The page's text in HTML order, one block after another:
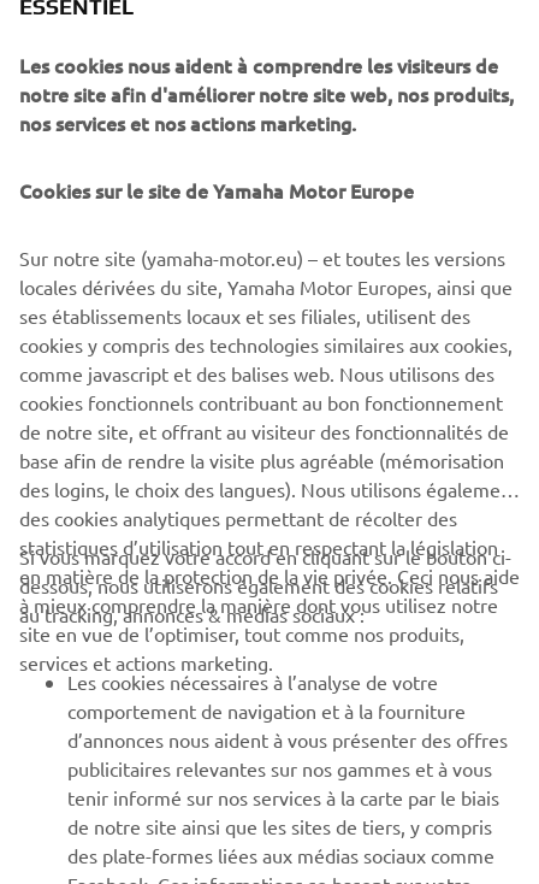
Destination Yamaha
expériences uniques qui vous permettent de découvrir de
nouveaux territoires, de nouveaux véhicules et de
nouvelles destinations. Découvrez et expérimentez
quelque chose de nouveau à l'occasion de l’un de nos
événement Destination Experiences.
En savoir plus
CORPORATE
BUSINESS
PLUS DE YAMAHA
SOUTIEN
BULLETIN
ESSENTIEL
Les cookies nous aident à comprendre les visiteurs de
notre site afin d'améliorer notre site web, nos produits,
nos services et nos actions marketing.
Cookies sur le site de Yamaha Motor Europe
Sur notre site (yamaha-motor.eu) – et toutes les versions
locales dérivées du site, Yamaha Motor Europes, ainsi que
ses établissements locaux et ses filiales, utilisent des
cookies y compris des technologies similaires aux cookies,
comme javascript et des balises web. Nous utilisons des
cookies fonctionnels contribuant au bon fonctionnement
de notre site, et offrant au visiteur des fonctionnalités de
base afin de rendre la visite plus agréable (mémorisation
des logins, le choix des langues). Nous utilisons également
des cookies analytiques permettant de récolter des
statistiques d’utilisation tout en respectant la législation
en matière de la protection de la vie privée. Ceci nous aide
à mieux comprendre la manière dont vous utilisez notre
site en vue de l’optimiser, tout comme nos produits,
services et actions marketing.
Si vous marquez votre accord en cliquant sur le bouton ci-
dessous, nous utiliserons également des cookies relatifs
au tracking, annonces & médias sociaux :
Les cookies nécessaires à l’analyse de votre
comportement de navigation et à la fourniture
d’annonces nous aident à vous présenter des offres
publicitaires relevantes sur nos gammes et à vous
tenir informé sur nos services à la carte par le biais
de notre site ainsi que les sites de tiers, y compris
des plate-formes liées aux médias sociaux comme